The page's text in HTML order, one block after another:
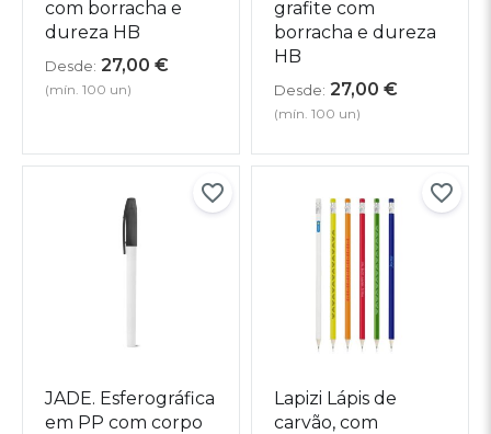
com borracha e
dureza HB
Desde: 27,00 €
(mín. 100 un)
grafite com
borracha e dureza
HB
Desde: 27,00 €
(mín. 100 un)
JADE. Esferográfica
em PP com corpo
Lapizi Lápis de
carvão, com